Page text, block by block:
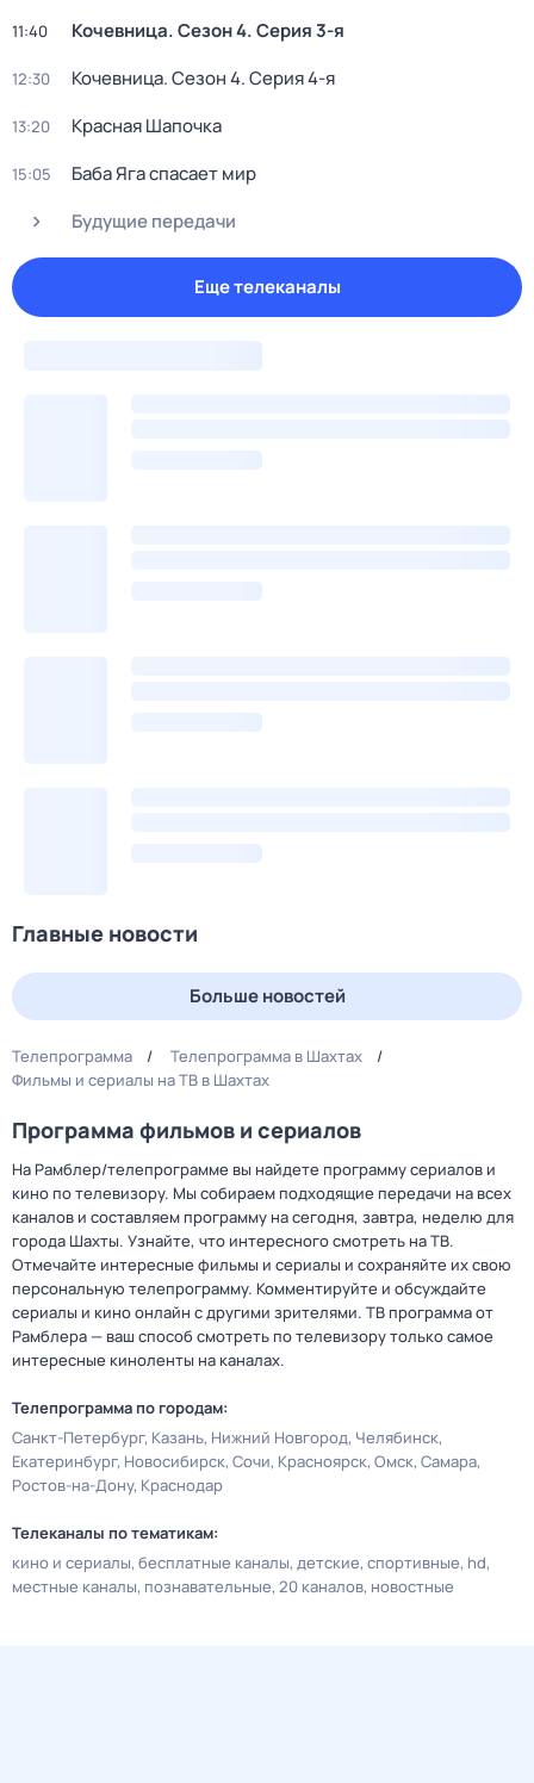
11:40 Кочевница. Сезон 4. Серия 3-я
12:30 Кочевница. Сезон 4. Серия 4-я
13:20 Красная Шапочка
15:05
Баба Яга спасает мир
Будущие передачи
Еще телеканалы
Главные новости
Больше новостей
Телепрограмма
Телепрограмма в Шахтах
Фильмы и сериалы на ТВ в Шахтах
Программа фильмов и сериалов
На Рамблер/телепрограмме вы найдете программу сериалов и
кино по телевизору. Мы собираем подходящие передачи на всех
каналов и составляем программу на сегодня, завтра, неделю для
города Шахты. Узнайте, что интересного смотреть на ТВ.
Отмечайте интересные фильмы и сериалы и сохраняйте их свою
персональную телепрограмму. Комментируйте и обсуждайте
сериалы и кино онлайн с другими зрителями. ТВ программа от
Рамблера — ваш способ смотреть по телевизору только самое
интересные киноленты на каналах.
Телепрограмма по городам:
Санкт-Петербург Казань Нижний Новгород Челябинск
Екатеринбург Новосибирск Сочи Красноярск Омск Самара
Ростов-на-Дону Краснодар
Телеканалы по тематикам:
кино и сериалы бесплатные каналы детские спортивные hd
местные каналы познавательные 20 каналов новостные